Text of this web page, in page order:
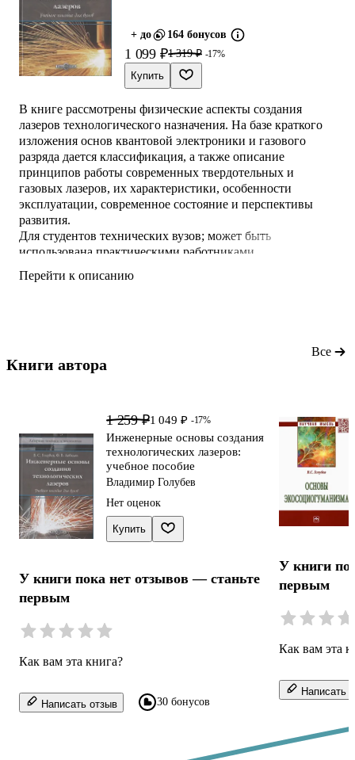
+ до 164 бонусов
1 099 ₽1 319 ₽ -17%
Купить
В книге рассмотрены физические аспекты создания
лазеров технологического назначения. На базе краткого
изложения основ квантовой электроники и газового
разряда дается классификация, а также описание
принципов работы современных твердотельных и
газовых лазеров, их характеристики, особенности
эксплуатации, современное состояние и перспективы
развития.
Для студентов технических вузов; может быть
использована практическими работниками.
Перейти к описанию
Книги автора
Все
1 259 ₽1 049 ₽ -17%
Инженерные основы создания
технологических лазеров:
учебное пособие
Владимир Голубев
Нет оценок
Купить
У книги пока нет отзывов — станьте
первым
Как вам эта книга?
Написать отзыв 30 бонусов
У книги
первым
Как вам эта
Написать